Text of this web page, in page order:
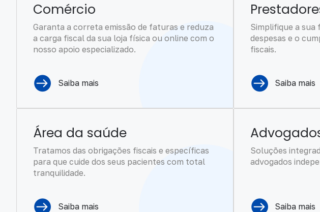
Comércio
Garanta a correta emissão de faturas e reduza
a carga fiscal da sua loja física ou online com o
nosso apoio especializado.
Saiba mais
Simplifique a
despesas e o
fiscais.
Saiba mais
Área da saúde
Tratamos das obrigações fiscais e específicas
para que cuide dos seus pacientes com total
tranquilidade.
Saiba mais
Soluções
advogados
Saiba mais